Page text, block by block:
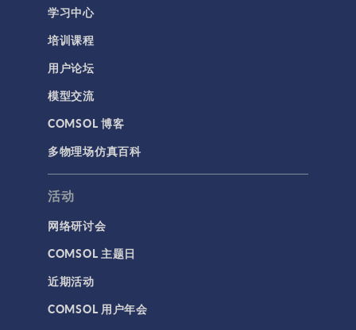
学习中心
培训课程
用户论坛
模型交流
COMSOL 博客
多物理场仿真百科
活动
网络研讨会
COMSOL 主题日
近期活动
COMSOL 用户年会